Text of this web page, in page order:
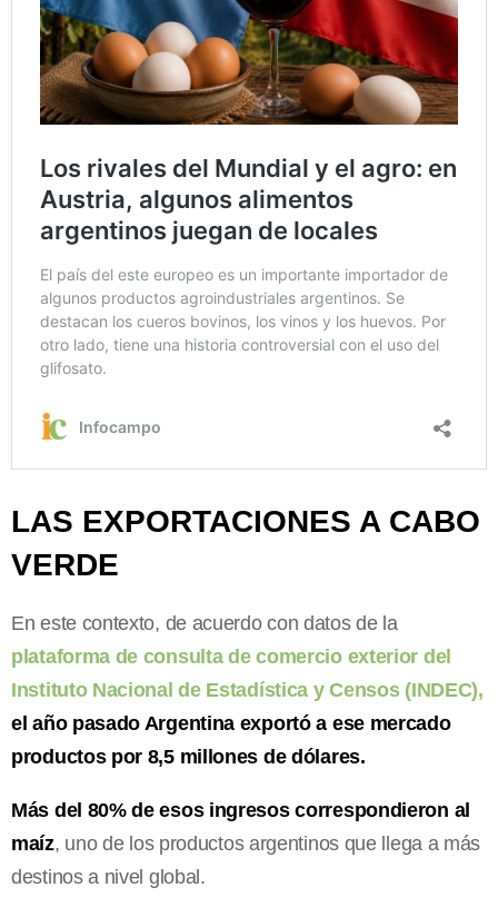
LAS EXPORTACIONES A CABO
VERDE
En este contexto, de acuerdo con datos de la
plataforma de consulta de comercio exterior del
Instituto Nacional de Estadística y Censos (INDEC),
el año pasado Argentina exportó a ese mercado
productos por 8,5 millones de dólares.
Más del 80% de esos ingresos correspondieron al
maíz, uno de los productos argentinos que llega a más
destinos a nivel global.